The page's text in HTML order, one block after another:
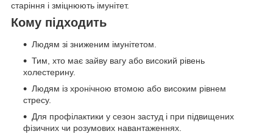
старіння і зміцнюють імунітет.
Кому підходить
Людям зі зниженим імунітетом.
Тим, хто має зайву вагу або високий рівень
холестерину.
Людям із хронічною втомою або високим рівнем
стресу.
Для профілактики у сезон застуд і при підвищених
фізичних чи розумових навантаженнях.